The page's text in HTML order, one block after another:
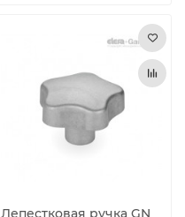
Лепестковая ручка GN